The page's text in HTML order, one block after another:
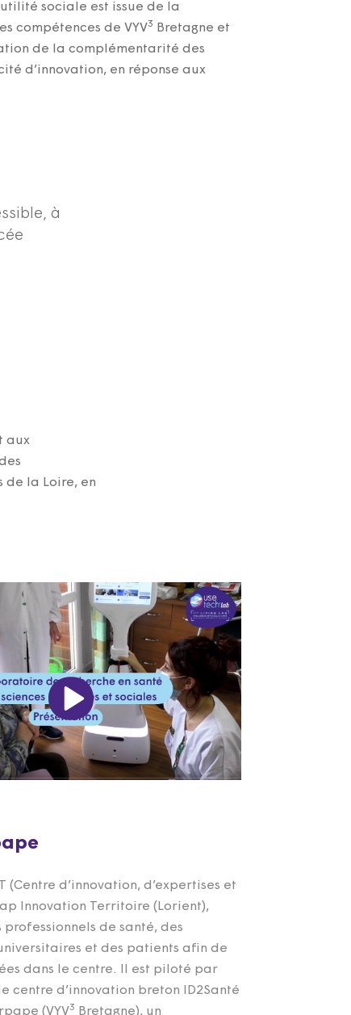
sociale est issue de la
compétences de VYV3 Bretagne et
de la complémentarité des
d’innovation, en réponse aux
à
aux
de la Loire, en
(Centre d’innovation, d’expertises et
Innovation Territoire (Lorient),
de santé, des
et des patients afin de
dans le centre. Il est piloté par
centre d’innovation breton ID2Santé
(VYV3
Bretagne), un